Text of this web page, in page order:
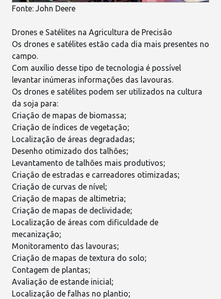
Fonte: John Deere
Drones e Satélites na Agricultura de Precisão
Os drones e satélites estão cada dia mais presentes no
campo.
Com auxílio desse tipo de tecnologia é possível
levantar inúmeras informações das lavouras.
Os drones e satélites podem ser utilizados na cultura
da soja para:
Criação de mapas de biomassa;
Criação de índices de vegetação;
Localização de áreas degradadas;
Desenho otimizado dos talhões;
Levantamento de talhões mais produtivos;
Criação de estradas e carreadores otimizadas;
Criação de curvas de nível;
Criação de mapas de altimetria;
Criação de mapas de declividade;
Localização de áreas com dificuldade de
mecanização;
Monitoramento das lavouras;
Criação de mapas de textura do solo;
Contagem de plantas;
Avaliação de estande inicial;
Localização de falhas no plantio;